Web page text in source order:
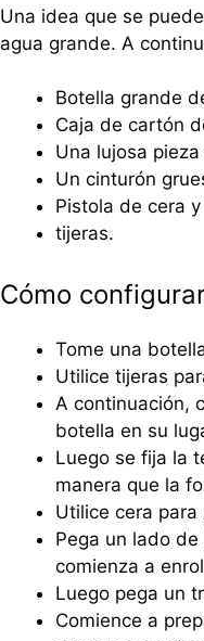
Una idea que se
agua grande. A
Botella grande
Caja de cartón
Una lujosa
Un cinturón
Pistola de cera
tijeras.
Cómo
Tome una
Utilice tijeras
A continuación,
botella en su
Luego se fija la
manera que la
Utilice cera
Pega un lado
comienza a
Luego pega un
Comience a